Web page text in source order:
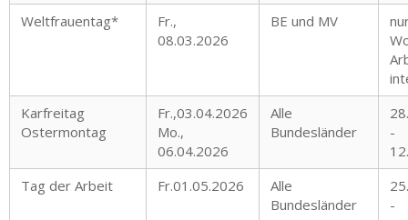
Weltfrauentag*
Fr.,
08.03.2026
BE und MV
Karfreitag
Ostermontag
Fr.,03.04.2026
Mo.,
06.04.2026
Alle
Bundesländer
-
Tag der Arbeit
Fr.01.05.2026
Alle
Bundesländer
-